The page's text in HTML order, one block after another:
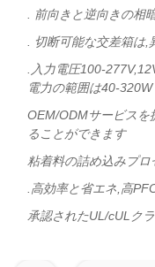
. 前向きと逆向きの相
. 切断可能な交差箱は,
.入力電圧100-
電力の範囲は40-320W
OEM/ODMサービスを
ることができます
粘着料の詰め込みプ
.高効率と省エネ,高
承認されたUL/cULク